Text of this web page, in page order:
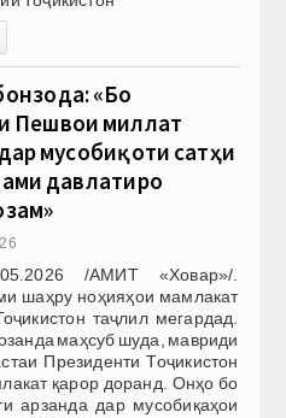
«Бо
Пешвои миллат
мусобиқоти сатҳи
давлатиро
/АМИТ «Ховар»/.
шаҳру ноҳияҳои мамлакат
таҷлил мегардад.
маҳсуб шуда, мавриди
Президенти Тоҷикистон
қарор доранд. Онҳо бо
арзанда дар мусобиқаҳои